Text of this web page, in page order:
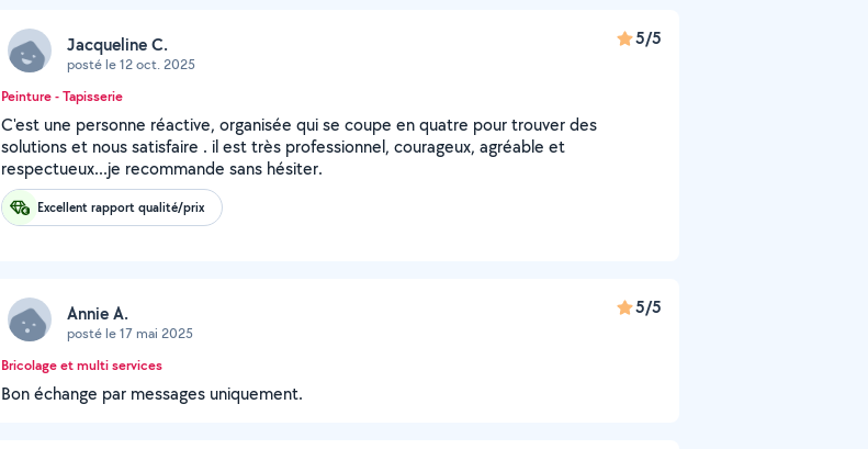
Jacqueline C.
posté le 12 oct. 2025
5/5
Peinture - Tapisserie
C'est une personne réactive, organisée qui se coupe en quatre pour trouver des
solutions et nous satisfaire . il est très professionnel, courageux, agréable et
respectueux...je recommande sans hésiter.
Excellent rapport qualité/prix
Annie A.
posté le 17 mai 2025
5/5
Bricolage et multi services
Bon échange par messages uniquement.